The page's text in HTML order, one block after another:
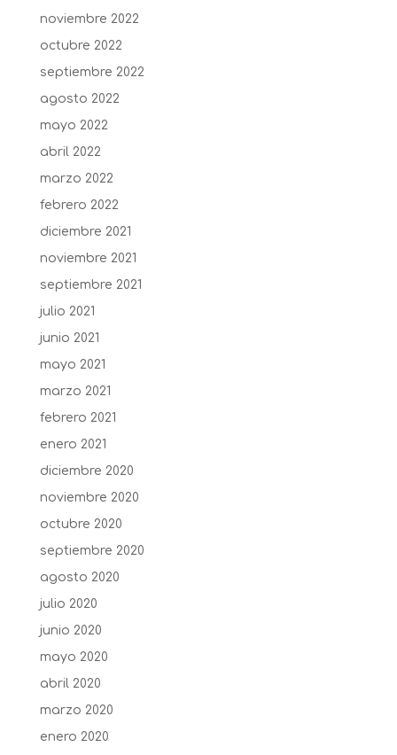
noviembre 2022
octubre 2022
septiembre 2022
agosto 2022
mayo 2022
abril 2022
marzo 2022
febrero 2022
diciembre 2021
noviembre 2021
septiembre 2021
julio 2021
junio 2021
mayo 2021
marzo 2021
febrero 2021
enero 2021
diciembre 2020
noviembre 2020
octubre 2020
septiembre 2020
agosto 2020
julio 2020
junio 2020
mayo 2020
abril 2020
marzo 2020
enero 2020